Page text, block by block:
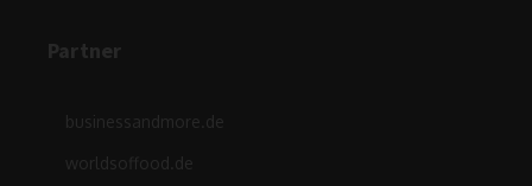
Partner
businessandmore.de
worldsoffood.de